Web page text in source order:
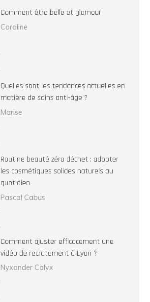
Comment être belle et glamour
Coraline
Quelles sont les tendances actuelles en
matière de soins anti-âge ?
Marise
Routine beauté zéro déchet : adopter
les cosmétiques solides naturels au
quotidien
Pascal Cabus
Comment ajuster efficacement une
vidéo de recrutement à Lyon ?
Nyxander Calyx